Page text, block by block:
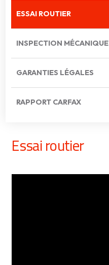
ESSAI ROUTIER
INSPECTION MÉCANIQUE
GARANTIES LÉGALES
RAPPORT CARFAX
Essai routier